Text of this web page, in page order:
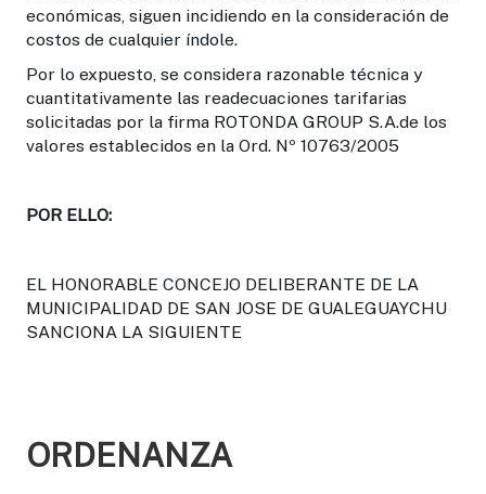
económicas, siguen incidiendo en la consideración de
costos de cualquier índole.
Por lo expuesto, se considera razonable técnica y
cuantitativamente las readecuaciones tarifarias
solicitadas por la firma ROTONDA GROUP S.A.de los
valores establecidos en la Ord. Nº 10763/2005
POR ELLO:
EL HONORABLE CONCEJO DELIBERANTE DE LA
MUNICIPALIDAD DE SAN JOSE DE GUALEGUAYCHU
SANCIONA LA SIGUIENTE
ORDENANZA